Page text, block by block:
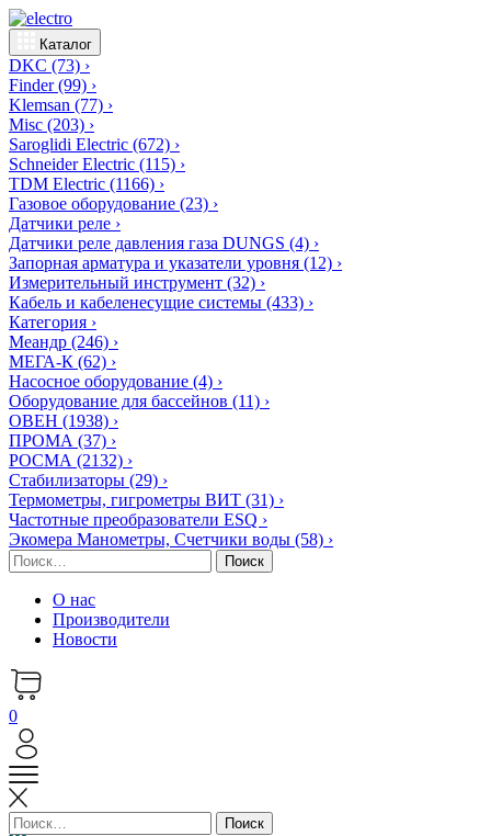
Каталог
DKC (73) ›
Finder(99) ›
Klemsan (77) ›
Misc (203) ›
Saroglidi Electric (672) ›
Schneider Electric (115) ›
TDM Electric (1166) ›
Газовое оборудование (23) ›
Датчики реле ›
Датчики реле давления газа DUNGS (4) ›
Запорная арматура и указатели уровня (12) ›
Измерительный инструмент (32) ›
Кабель и кабеленесущие системы (433) ›
Категория ›
Меандр (246) ›
МЕГА-К (62) ›
Насосное оборудование (4) ›
Оборудование для бассейнов (11) ›
ОВЕН (1938) ›
ПРОМА (37) ›
РОСМА (2132) ›
Стабилизаторы (29) ›
Термометры, гигрометры ВИТ (31) ›
Частотные преобразователи ESQ ›
Экомера Манометры, Счетчики воды (58) ›
Найти:
О нас
Производители
Новости
0
Найти: